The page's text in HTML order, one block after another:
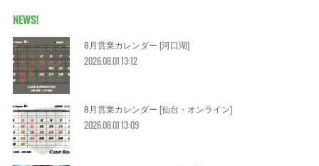
NEWS!
8月営業カレンダー [河口湖]
2026.08.01 13:12
8月営業カレンダー [仙台・オンライン]
2026.08.01 13:09